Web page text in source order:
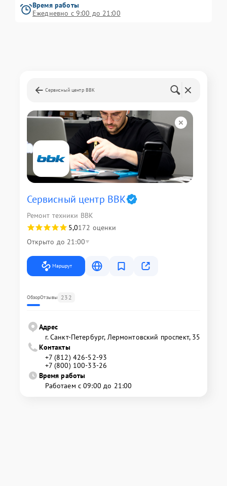
Время работы
Ежедневно с 9:00 до 21:00
Сервисный центр BBK
Сервисный центр BBK
Ремонт техники BBK
5,0172 оценки
Открыто до 21:00
Маршрут
ОбзорОтзывы 232
Адрес
г. Санкт-Петербург, Лермонтовский проспект, 35
Контакты
+7 (812) 426-52-93
+7 (800) 100-33-26
Время работы
Работаем с 09:00 до 21:00